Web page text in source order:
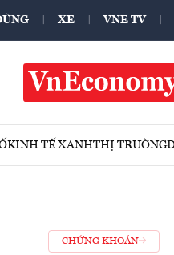
XE VNE TV
KINH TẾ XANHTHỊ TRƯỜNG
CHỨNG KHOÁN